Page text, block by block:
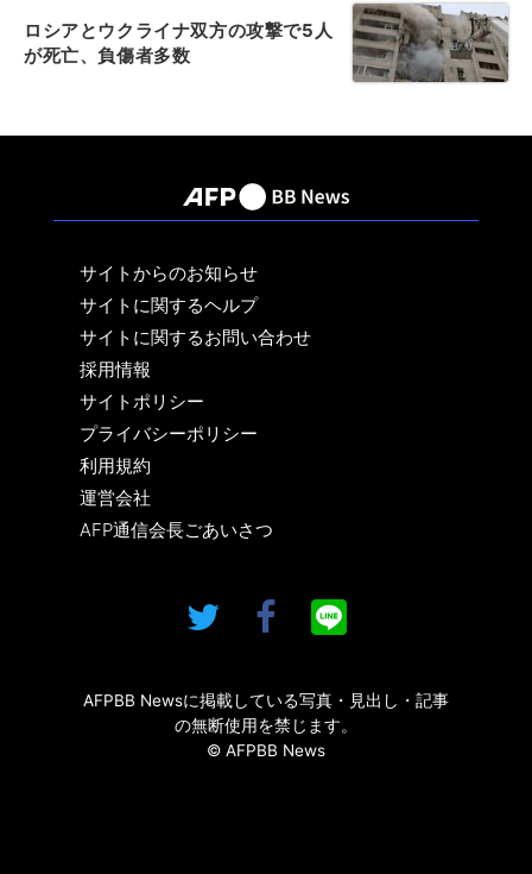
ロシアとウクライナ双方の攻撃で5人
が死亡、負傷者多数
サイトからのお知らせ
サイトに関するヘルプ
サイトに関するお問い合わせ
採用情報
サイトポリシー
プライバシーポリシー
利用規約
運営会社
AFP通信会長ごあいさつ
AFPBB Newsに掲載している写真・見出し・記事
の無断使用を禁じます。
© AFPBB News